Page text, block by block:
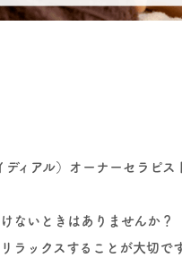
ィアル）オーナーセラピス
ないときはありませんか？
ラックスすることが大切です